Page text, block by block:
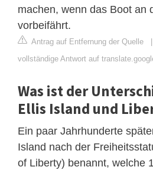
machen, wenn das Boot an
vorbeifährt.
Antrag auf Entfernung der Quelle
vollständige Antwort auf
Was ist der
Ellis Island und
Ein paar Jahrhunderte
Island nach der
of Liberty) benannt, welche